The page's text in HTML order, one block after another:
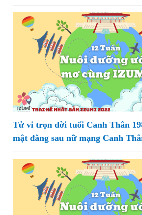
Tử vi trọn đời tuổi Canh Thân
mật đằng sau nữ mạng Canh